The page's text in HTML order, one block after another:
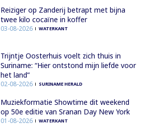
Reiziger op Zanderij betrapt met bijna
twee kilo cocaïne in koffer
03-08-2026 WATERKANT
Trijntje Oosterhuis voelt zich thuis in
Suriname: “Hier ontstond mijn liefde voor
het land”
02-08-2026 SURINAME HERALD
Muziekformatie Showtime dit weekend
op 50e editie van Sranan Day New York
01-08-2026 WATERKANT